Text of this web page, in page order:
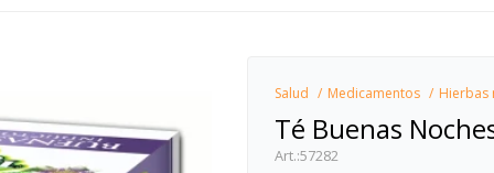
Salud Medicamentos Hierbas
Té Buenas
57282